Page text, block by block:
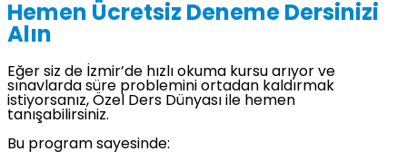
Hemen Ücretsiz Deneme Dersinizi
Alın
Eğer siz de İzmir’de hızlı okuma kursu arıyor ve
sınavlarda süre problemini ortadan kaldırmak
istiyorsanız, Özel Ders Dünyası ile hemen
tanışabilirsiniz.
Bu program sayesinde: